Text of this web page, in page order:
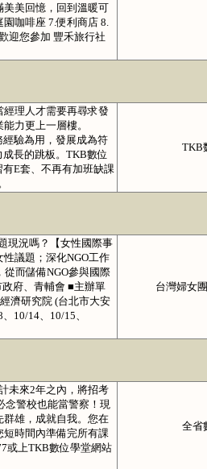
美回憶，回到溫暖可
咖啡座 7.便利商店 8.
迎您參加 豐禾旅行社
理人才需要再尋求發
力更上一層樓。
驗為用，發展成為符
長的跳板。TKB數位
E套、不再有加班缺課
TKB
現況嗎？【女性國際事
議題；深化NGO工作
而儲備NGO參與國際
府、青輔會 ■主辦單
濟研究院 (台北市大安
10/14、10/15、
台灣婦女
未來2年之內，將招考
念警校也能當警察！現
雄，成就自我。您在
時間內準備完所有課
或上TKB數位學堂網站
全省